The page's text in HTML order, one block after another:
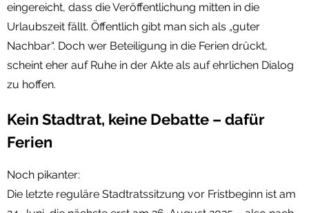
eingereicht, dass die Veröffentlichung mitten in die
Urlaubszeit fällt. Öffentlich gibt man sich als „guter
Nachbar“. Doch wer Beteiligung in die Ferien drückt,
scheint eher auf Ruhe in der Akte als auf ehrlichen Dialog
zu hoffen.
Kein Stadtrat, keine Debatte – dafür
Ferien
Noch pikanter:
Die letzte reguläre Stadtratssitzung vor Fristbeginn ist am